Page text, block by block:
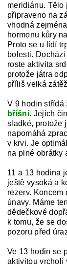
meridiánu. Tělo
připraveno na
vhodná
hormonu kůry
Proto se u lidí
bolesti.
roste aktivita
protože játra
příliš velká
V 9 hodin střídá
břišní. Jejich
sladké, protože
napomáhá
v krvi. Je
na plné obrátky
11 a 13 hodina
ještě vysoká a
rezerv.
únavy. Máme
dědečkové
k tomu, že se
pozoru před
Ve 13 hodin se
aktivitou vrcholí